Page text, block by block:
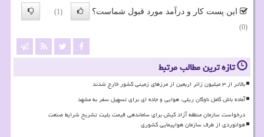
این پست کار و درآمد مورد قبول شماست؟
(1)
(0)
تازه ترین مطالب مرتبط
بالاتر از ۳ میلیون زائر اربعین از مرزهای زمینی کشور خارج شدند
آماده باش کامل ناوگان ریلی، هوایی و جاده ای برای تسهیل سفر به مشهد
درخواست سازمان منطقه آزاد کیش برای ساماندهی قیمت بلیت تشریح شرایط صنعت
هوانوردی از طرف سازمان هواپیمایی کشوری